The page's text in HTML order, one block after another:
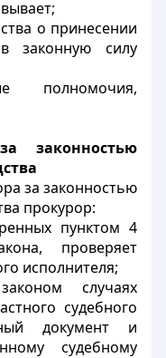
о принесении
законную силу
полномочия,
законностью
за законностью
прокурор:
пунктом 4
проверяет
исполнителя;
случаях
судебного
документ и
судебному